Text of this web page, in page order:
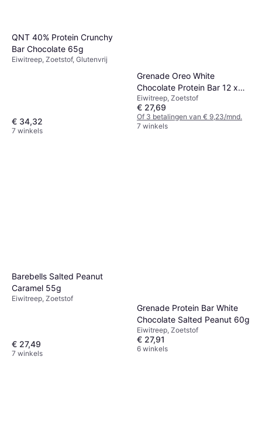
QNT 40% Protein Crunchy
Bar Chocolate 65g
Eiwitreep, Zoetstof, Glutenvrij
€ 34,32
7 winkels
Grenade Oreo White
Chocolate Protein Bar 12 x
60g
Eiwitreep, Zoetstof
€ 27,69
Of 3 betalingen van € 9,23/mnd.
7 winkels
Barebells Salted Peanut
Caramel 55g
Eiwitreep, Zoetstof
€ 27,49
7 winkels
Grenade Protein Bar White
Chocolate Salted Peanut 60g
Eiwitreep, Zoetstof
€ 27,91
6 winkels